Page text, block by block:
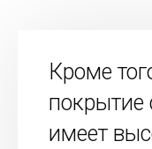
Кроме
покрытие
имеет